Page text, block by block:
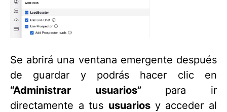
Se abrirá una ventana emergente después
de guardar y podrás hacer clic en
“Administrar usuarios” para ir
directamente a tus usuarios y acceder al